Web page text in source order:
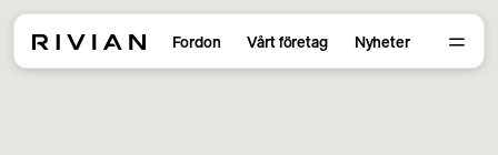
Fordon Vårt företag Nyheter